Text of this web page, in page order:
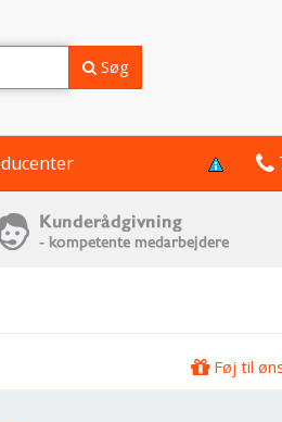
Søg
Føj til